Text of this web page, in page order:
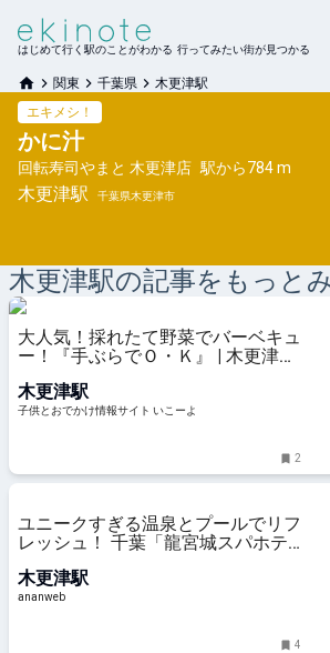
はじめて行く駅のことがわかる 行ってみたい街が見つかる
関東 千葉県 木更津駅
エキメシ！
かに汁
回転寿司やまと 木更津店 駅から784 m
木更津駅 千葉県木更津市
木更津駅の記事をもっと
大人気！採れたて野菜でバーベキュ
ー！『手ぶらでＯ・Ｋ』 | 木更津市
木更津駅
子供とおでかけ情報サイト いこーよ
2
ユニークすぎる温泉とプールでリフ
レッシュ！ 千葉「龍宮城スパホテ
木更津駅
ananweb
4